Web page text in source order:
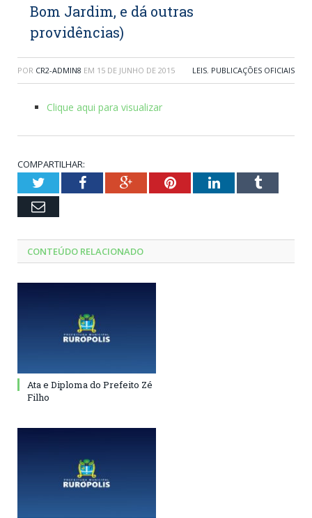
Bom Jardim, e dá outras
providências)
POR CR2-ADMIN8 EM 15 DE JUNHO DE 2015 LEIS, PUBLICAÇÕES OFICIAIS
Clique aqui para visualizar
COMPARTILHAR:
TwitterFacebookGoogle+PinterestLinkedInTumblr
Email
CONTEÚDO RELACIONADO
Ata e Diploma do Prefeito Zé
Filho